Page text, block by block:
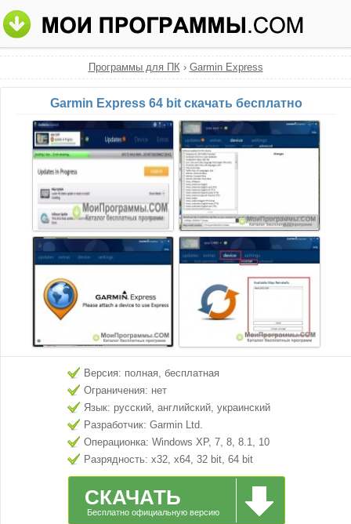
Программы для ПК› Garmin Express
Garmin Express 64 bit скачать бесплатно
Версия: полная, бесплатная
Ограничения: нет
Язык: русский, английский, украинский
Разработчик: Garmin Ltd.
Операционка: Windows XP, 7, 8, 8.1, 10
Разрядность: x32, x64, 32 bit, 64 bit
СКАЧАТЬ
Бесплатно официальную версию